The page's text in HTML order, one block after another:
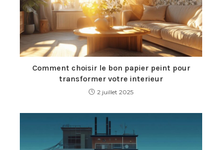
Comment choisir le bon papier peint pour
transformer votre interieur
2 juillet 2025